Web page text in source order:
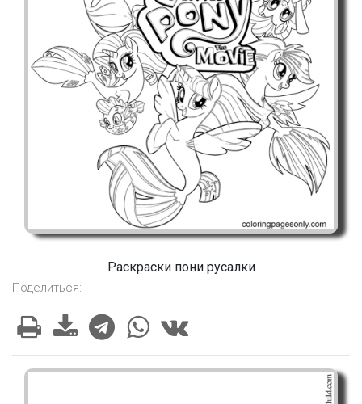
Раскраски пони русалки
Поделиться: